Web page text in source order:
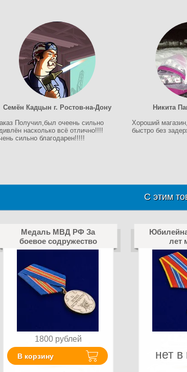
Семён Кадцын г. Ростов-на-Дону
Получил,был очеень сильно
насколько всё отлично!!!!
сильно благодарен!!!!!
Никита
Хороший
быстро без
С этим
Медаль МВД РФ За
боевое содружество
1800 рублей
В корзину
лет
нет